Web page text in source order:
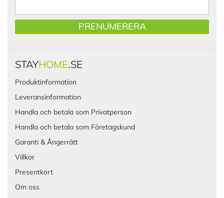
PRENUMERERA
STAYHOME.SE
Produktinformation
Leveransinformation
Handla och betala som Privatperson
Handla och betala som Företagskund
Garanti & Ångerrätt
Villkor
Presentkort
Om oss